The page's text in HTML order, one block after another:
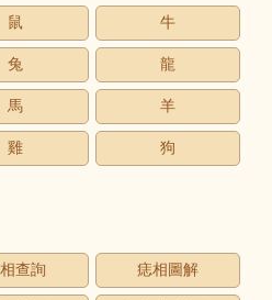
鼠 牛
兔 龍
馬 羊
雞 狗
查詢 痣相圖解